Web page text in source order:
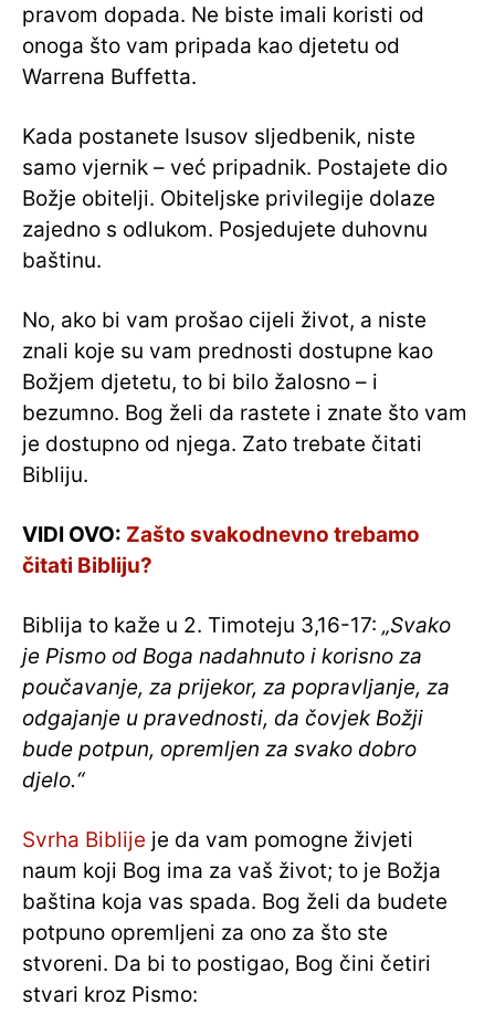
pravom dopada. Ne biste imali koristi od
onoga što vam pripada kao djetetu od
Warrena Buffetta.
Kada postanete Isusov sljedbenik, niste
samo vjernik – već pripadnik. Postajete dio
Božje obitelji. Obiteljske privilegije dolaze
zajedno s odlukom. Posjedujete duhovnu
baštinu.
No, ako bi vam prošao cijeli život, a niste
znali koje su vam prednosti dostupne kao
Božjem djetetu, to bi bilo žalosno – i
bezumno. Bog želi da rastete i znate što vam
je dostupno od njega. Zato trebate čitati
Bibliju.
VIDI OVO: Zašto svakodnevno trebamo
čitati Bibliju?
Biblija to kaže u 2. Timoteju 3,16-17: „Svako
je Pismo od Boga nadahnuto i korisno za
poučavanje, za prijekor, za popravljanje, za
odgajanje u pravednosti, da čovjek Božji
bude potpun, opremljen za svako dobro
djelo.“
Svrha Biblije je da vam pomogne živjeti
naum koji Bog ima za vaš život; to je Božja
baština koja vas spada. Bog želi da budete
potpuno opremljeni za ono za što ste
stvoreni. Da bi to postigao, Bog čini četiri
stvari kroz Pismo: